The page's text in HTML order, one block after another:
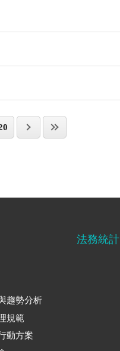
趨勢分析
規範
動方案
法務統計